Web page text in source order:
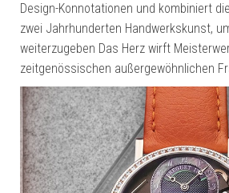
Design-Konnotationen und kombiniert
zwei Jahrhunderten Handwerkskunst,
weiterzugeben Das Herz wirft
zeitgenössischen außergewöhnlichen